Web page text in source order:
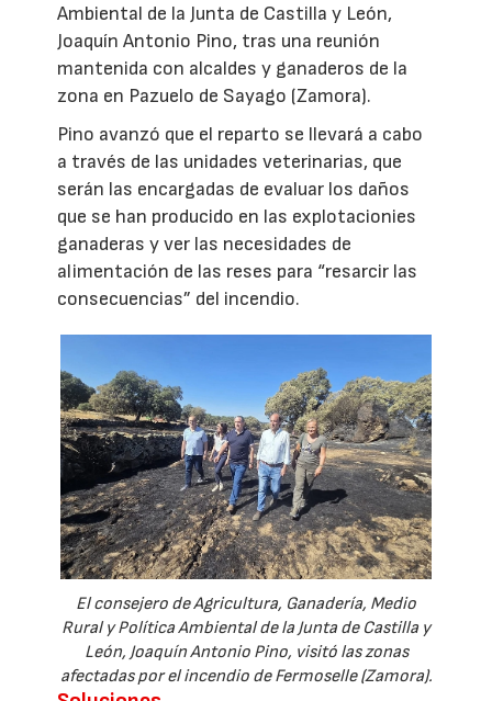
Ambiental de la Junta de Castilla y León,
Joaquín Antonio Pino, tras una reunión
mantenida con alcaldes y ganaderos de la
zona en Pazuelo de Sayago (Zamora).
Pino avanzó que el reparto se llevará a cabo
a través de las unidades veterinarias, que
serán las encargadas de evaluar los daños
que se han producido en las explotacionies
ganaderas y ver las necesidades de
alimentación de las reses para “resarcir las
consecuencias” del incendio.
El consejero de Agricultura, Ganadería, Medio
Rural y Política Ambiental de la Junta de Castilla y
León, Joaquín Antonio Pino, visitó las zonas
afectadas por el incendio de Fermoselle (Zamora).